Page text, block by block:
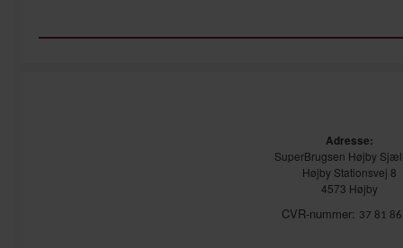
Adresse:
SuperBrugsen Højby
Højby Stationsvej 8
4573 Højby
CVR-nummer: 37 81